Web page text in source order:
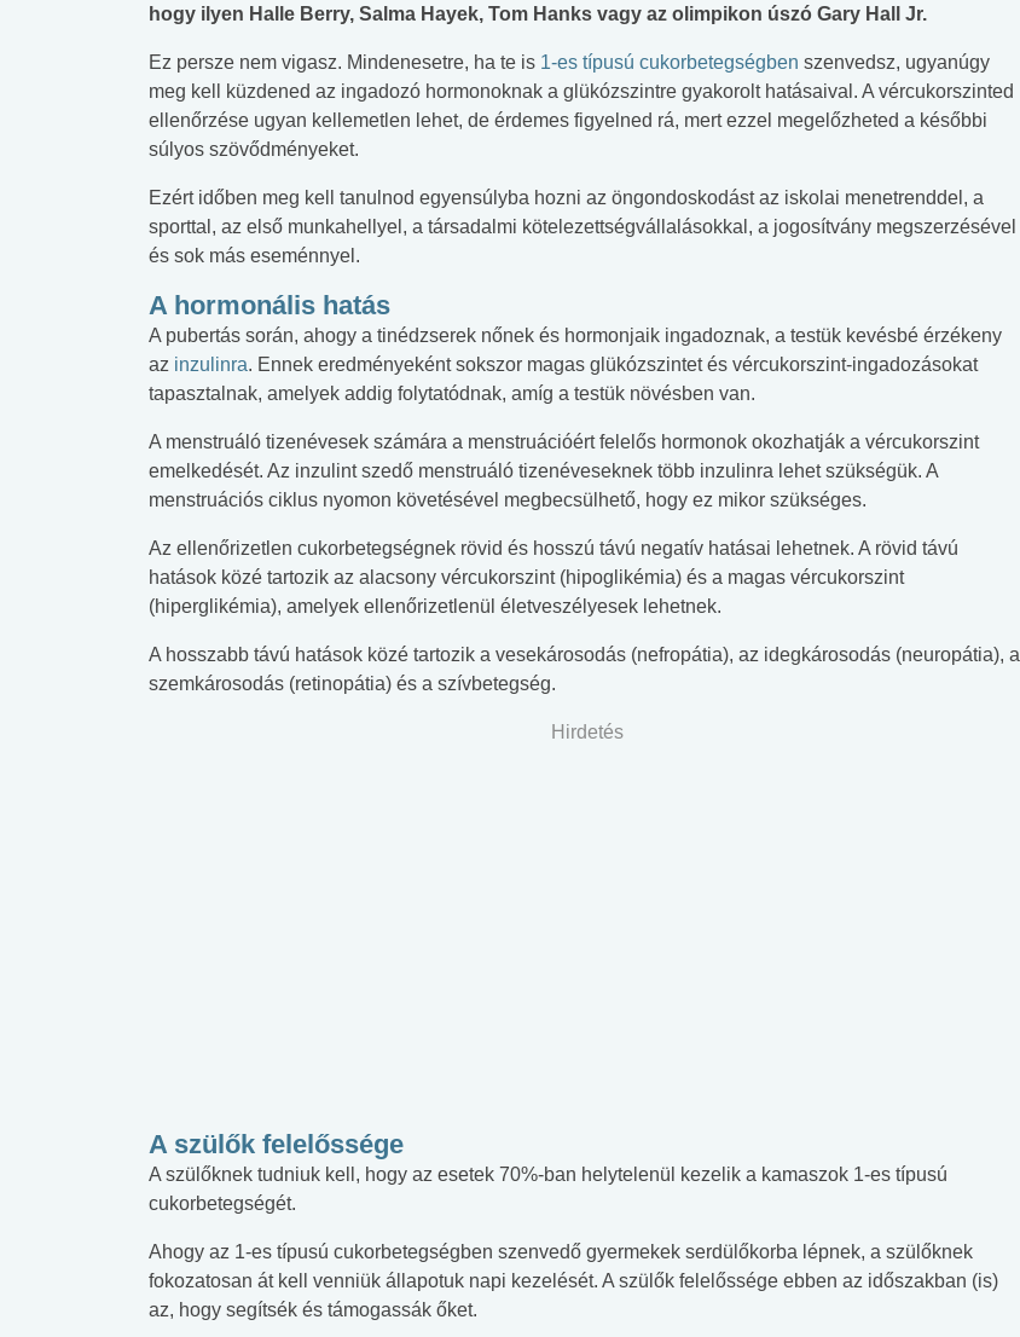
hogy ilyen Halle Berry, Salma Hayek, Tom Hanks vagy az olimpikon úszó Gary Hall Jr.
Ez persze nem vigasz. Mindenesetre, ha te is 1-es típusú cukorbetegségben szenvedsz, ugyanúgy
meg kell küzdened az ingadozó hormonoknak a glükózszintre gyakorolt hatásaival. A vércukorszinted
ellenőrzése ugyan kellemetlen lehet, de érdemes figyelned rá, mert ezzel megelőzheted a későbbi
súlyos szövődményeket.
Ezért időben meg kell tanulnod egyensúlyba hozni az öngondoskodást az iskolai menetrenddel, a
sporttal, az első munkahellyel, a társadalmi kötelezettségvállalásokkal, a jogosítvány megszerzésével
és sok más eseménnyel.
A hormonális hatás
A pubertás során, ahogy a tinédzserek nőnek és hormonjaik ingadoznak, a testük kevésbé érzékeny
az inzulinra. Ennek eredményeként sokszor magas glükózszintet és vércukorszint-ingadozásokat
tapasztalnak, amelyek addig folytatódnak, amíg a testük növésben van.
A menstruáló tizenévesek számára a menstruációért felelős hormonok okozhatják a vércukorszint
emelkedését. Az inzulint szedő menstruáló tizenéveseknek több inzulinra lehet szükségük. A
menstruációs ciklus nyomon követésével megbecsülhető, hogy ez mikor szükséges.
Az ellenőrizetlen cukorbetegségnek rövid és hosszú távú negatív hatásai lehetnek. A rövid távú
hatások közé tartozik az alacsony vércukorszint (hipoglikémia) és a magas vércukorszint
(hiperglikémia), amelyek ellenőrizetlenül életveszélyesek lehetnek.
A hosszabb távú hatások közé tartozik a vesekárosodás (nefropátia), az idegkárosodás (neuropátia), a
szemkárosodás (retinopátia) és a szívbetegség.
Hirdetés
A szülők felelőssége
A szülőknek tudniuk kell, hogy az esetek 70%-ban helytelenül kezelik a kamaszok 1-es típusú
cukorbetegségét.
Ahogy az 1-es típusú cukorbetegségben szenvedő gyermekek serdülőkorba lépnek, a szülőknek
fokozatosan át kell venniük állapotuk napi kezelését. A szülők felelőssége ebben az időszakban (is)
az, hogy segítsék és támogassák őket.